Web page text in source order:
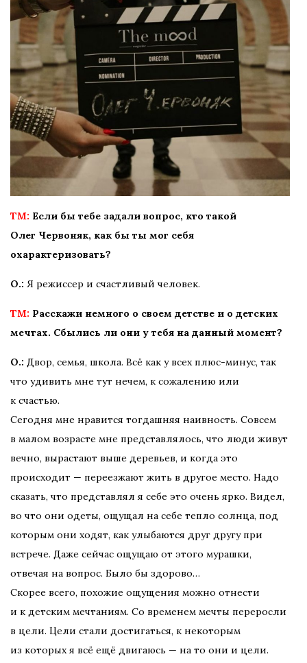
TM: Если бы тебе задали вопрос, кто такой
Олег Червоняк, как бы ты мог себя
охарактеризовать?
О.: Я режиссер и счастливый человек.
TM: Расскажи немного о своем детстве и о детских
мечтах. Сбылись ли они у тебя на данный момент?
О.: Двор, семья, школа. Всё как у всех плюс-минус, так
что удивить мне тут нечем, к сожалению или
к счастью.
Сегодня мне нравится тогдашняя наивность. Совсем
в малом возрасте мне представлялось, что люди живут
вечно, вырастают выше деревьев, и когда это
происходит — переезжают жить в другое место. Надо
сказать, что представлял я себе это очень ярко. Видел,
во что они одеты, ощущал на себе тепло солнца, под
которым они ходят, как улыбаются друг другу при
встрече. Даже сейчас ощущаю от этого мурашки,
отвечая на вопрос. Было бы здорово…
Скорее всего, похожие ощущения можно отнести
и к детским мечтаниям. Со временем мечты переросли
в цели. Цели стали достигаться, к некоторым
из которых я всё ещё двигаюсь — на то они и цели.